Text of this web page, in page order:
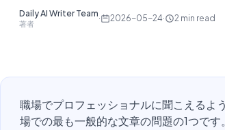
Daily AI Writer Team
著者
· 2026-05-24· 2 min read
職場でプロフェッショナルに聞こえるよ
場での最も一般的な文章の問題の1つで